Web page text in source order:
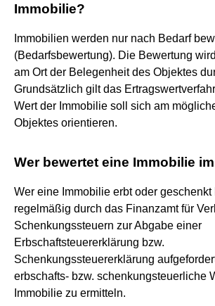
Immobilie?
Immobilien werden nur nach Bedarf
(Bedarfsbewertung). Die Bewertung
am Ort der Belegenheit des Objektes
Grundsätzlich gilt das
Wert der Immobilie soll sich am
Objektes orientieren.
Wer bewertet eine Immobilie
Wer eine Immobilie erbt oder geschenkt
regelmäßig durch das Finanzamt für
Schenkungssteuern zur Abgabe einer
Erbschaftsteuererklärung bzw.
Schenkungssteuererklärung
erbschafts- bzw. schenkungsteuerliche
Immobilie zu ermitteln.